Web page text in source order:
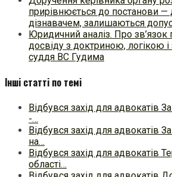
прирівнюється до постанови —
дізнавачем, залишаються
Юридичний аналіз. Про зв’язок
досвіду з доктриною, логікою
суддя ВС Гудима
Інші статті по темі
Відбувся захід для адвокатів
-…
Відбувся захід для адвокатів
на…
Відбувся захід для адвокатів
області…